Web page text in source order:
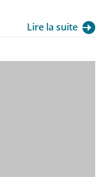
Lire la suite